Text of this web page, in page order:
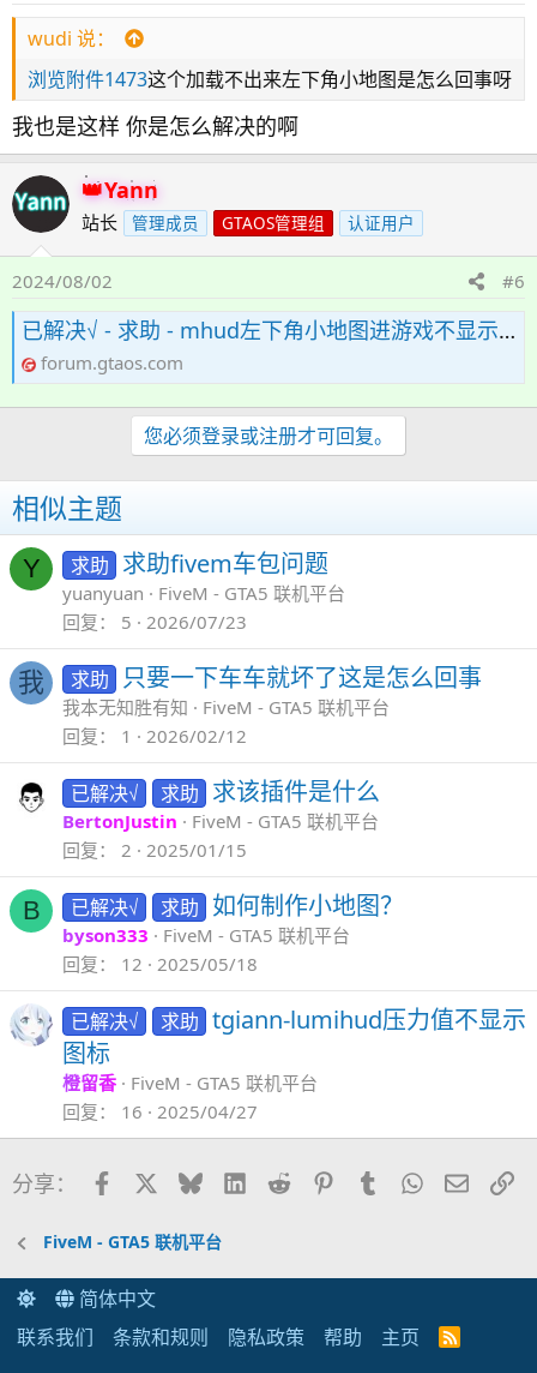
wudi 说：
浏览附件1473这个加载不出来左下角小地图是怎么回事呀
我也是这样 你是怎么解决的啊
Yann
站长 管理成员 GTAOS管理组 认证用户
2024/08/02 #6
已解决√ - 求助 - mhud左下角小地图进游戏不显示地图 是什么情况
forum.gtaos.com
您必须登录或注册才可回复。
相似主题
Y 求助 求助fivem车包问题
yuanyuan
FiveM - GTA5 联机平台
回复
5 2026/07/23
我 求助 只要一下车车就坏了这是怎么回事
我本无知胜有知
FiveM - GTA5 联机平台
回复
1 2026/02/12
已解决√ 求助 求该插件是什么
BertonJustin
FiveM - GTA5 联机平台
回复
2 2025/01/15
B 已解决√ 求助 如何制作小地图？
byson333
FiveM - GTA5 联机平台
回复
12 2025/05/18
已解决√ 求助 tgiann-lumihud压力值不显示
图标
橙留香
FiveM - GTA5 联机平台
回复
16 2025/04/27
分享： FacebookBlueskyLinkedIn
Reddit PinterestTumblrWhatsApp
邮件
FiveM - GTA5 联机平台
简体中文
联系我们
条款和规则 隐私政策 帮助 主页
R